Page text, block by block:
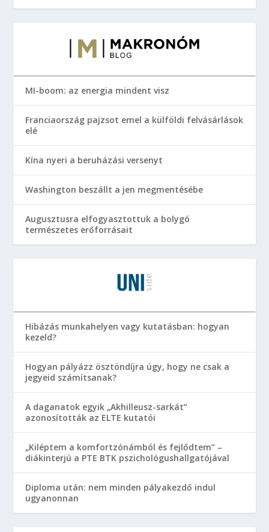
MI-boom: az energia mindent visz
Franciaország pajzsot emel a külföldi felvásárlások
elé
Kína nyeri a beruházási versenyt
Washington beszállt a jen megmentésébe
Augusztusra elfogyasztottuk a bolygó
természetes erőforrásait
Hibázás munkahelyen vagy kutatásban: hogyan
kezeld?
Hogyan pályázz ösztöndíjra úgy, hogy ne csak a
jegyeid számítsanak?
A daganatok egyik „Akhilleusz-sarkát”
azonosították az ELTE kutatói
„Kiléptem a komfortzónámból és fejlődtem” –
diákinterjú a PTE BTK pszichológushallgatójával
Diploma után: nem minden pályakezdő indul
ugyanonnan